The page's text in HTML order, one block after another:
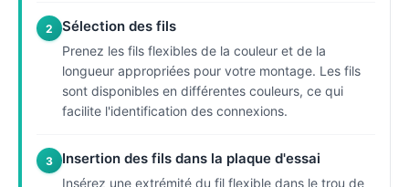
2 Sélection des fils
Prenez les fils flexibles de la couleur et de la
longueur appropriées pour votre montage. Les fils
sont disponibles en différentes couleurs, ce qui
facilite l'identification des connexions.
3 Insertion des fils dans la plaque d'essai
Insérez une extrémité du fil flexible dans le trou de